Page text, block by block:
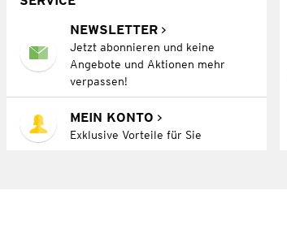
NEWSLETTER
Jetzt abonnieren und keine
Angebote und Aktionen mehr
verpassen!
MEIN KONTO
Exklusive Vorteile für Sie